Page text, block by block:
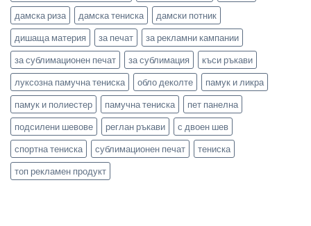
дамска риза
дамска тениска
дамски потник
дишаща материя
за печат
за рекламни кампании
за сублимационен печат
за сублимация
къси ръкави
луксозна памучна тениска
обло деколте
памук и ликра
памук и полиестер
памучна тениска
пет панелна
подсилени шевове
реглан ръкави
с двоен шев
спортна тениска
сублимационен печат
тениска
топ рекламен продукт